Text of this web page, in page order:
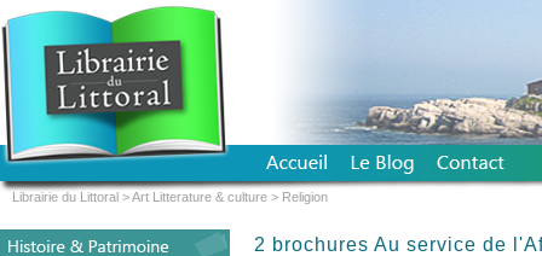
2 brochures Au service de
Librairie du Littoral >Art Litterature & culture > Religion